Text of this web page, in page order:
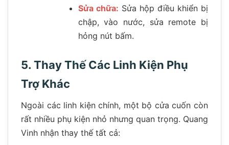
Sửa chữa: Sửa hộp điều khiển bị
chập, vào nước, sửa remote bị
hỏng nút bấm.
5. Thay Thế Các Linh Kiện Phụ
Trợ Khác
Ngoài các linh kiện chính, một bộ cửa cuốn còn
rất nhiều phụ kiện nhỏ nhưng quan trọng. Quang
Vinh nhận thay thế tất cả: